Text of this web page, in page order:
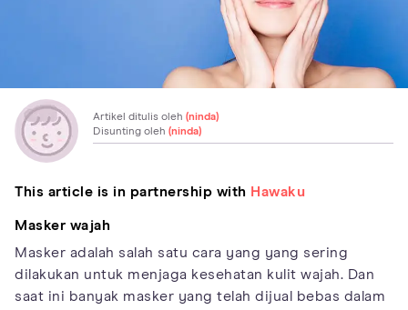
Artikel ditulis oleh (ninda)
Disunting oleh (ninda)
This article is in partnership with Hawaku
Masker wajah
Masker adalah salah satu cara yang yang sering
dilakukan untuk menjaga kesehatan kulit wajah. Dan
saat ini banyak masker yang telah dijual bebas dalam